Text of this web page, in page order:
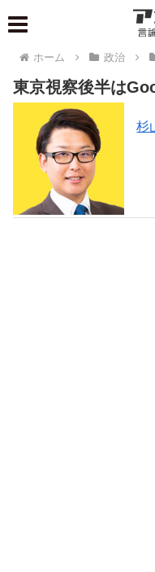
ホーム 政治
東京視察後半は
杉